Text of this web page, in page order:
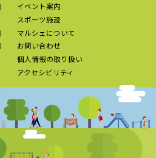
イベント案内
スポーツ施設
マルシェについて
お問い合わせ
個人情報の取り扱い
アクセシビリティ